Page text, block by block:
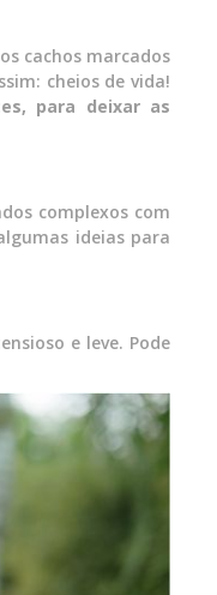
cachos marcados
cheios de vida!
para deixar as
complexos com
ideias para
e leve. Pode